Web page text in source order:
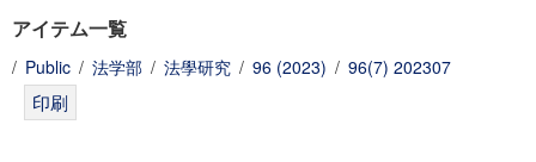
科学研究費補助金研究成果報告書
慶應義塾大学グローバルCOEプログラム市民社会ガバナンス
アイテム一覧
/ Public / 法学部 / 法學研究 / 96 (2023) / 96(7) 202307